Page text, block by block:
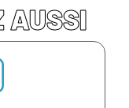
AUSSI